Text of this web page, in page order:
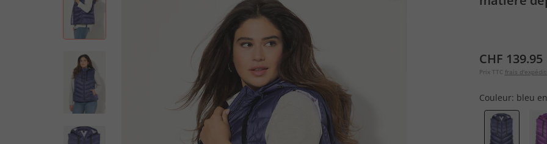
CHF 139.95
Prix TTC frais
Couleur: bleu